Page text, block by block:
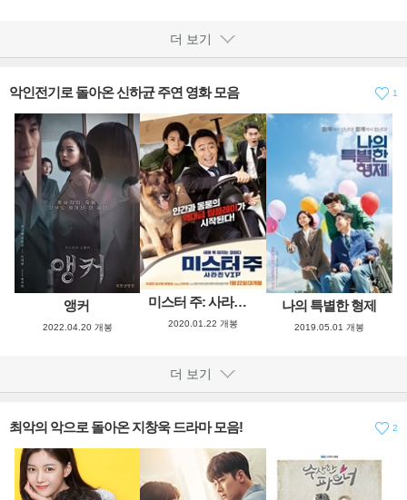
더 보기
악인전기로 돌아온 신하균 주연 영화 모음 1
앵커
2022.04.20 개봉
미스터 주: 사라진 VIP
2020.01.22 개봉
나의 특별한 형제
2019.05.01 개봉
더 보기
최악의 악으로 돌아온 지창욱 드라마 모음! 2